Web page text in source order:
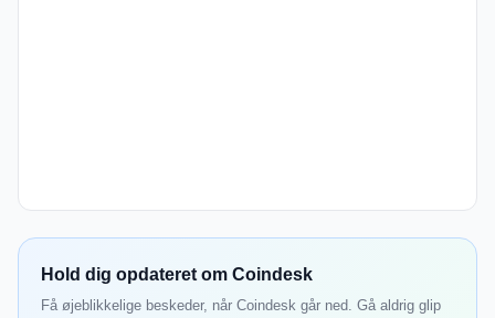
Hold dig opdateret om Coindesk
Få øjeblikkelige beskeder, når Coindesk går ned. Gå aldrig glip